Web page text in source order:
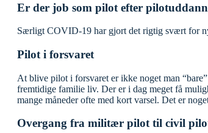
Er der job som pilot efter
Særligt COVID-19 har gjort det rigtig svært for
Pilot i forsvaret
At blive pilot i forsvaret er ikke noget man
fremtidige familie liv. Der er i dag meget få
mange måneder ofte med kort varsel. Det er
Overgang fra militær pilot til civil